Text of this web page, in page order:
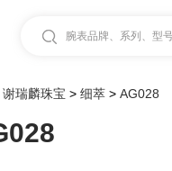
腕表品牌、系列、型
谢瑞麟珠宝 > 细萃 > AG028